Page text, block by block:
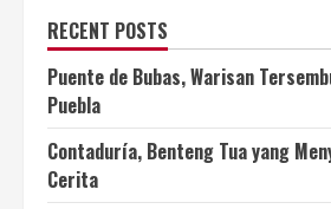
RECENT POSTS
Puente de Bubas, Warisan
Puebla
Contaduría, Benteng Tua yang
Cerita